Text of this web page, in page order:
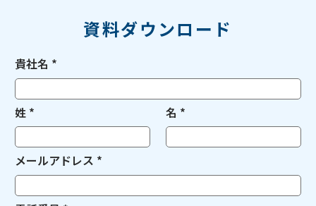
資料ダウンロード